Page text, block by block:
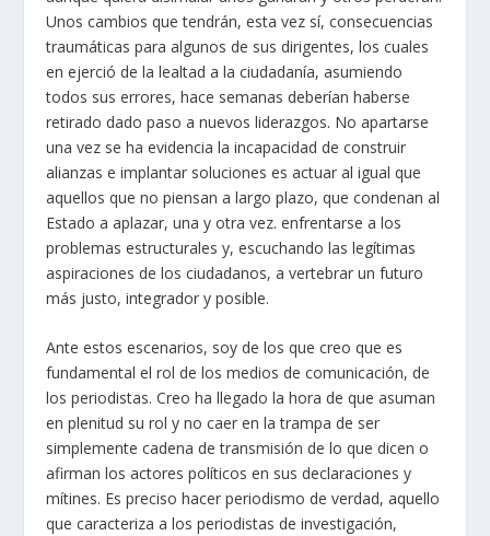
Unos cambios que tendrán, esta vez sí, consecuencias
traumáticas para algunos de sus dirigentes, los cuales
en ejerció de la lealtad a la ciudadanía, asumiendo
todos sus errores, hace semanas deberían haberse
retirado dado paso a nuevos liderazgos. No apartarse
una vez se ha evidencia la incapacidad de construir
alianzas e implantar soluciones es actuar al igual que
aquellos que no piensan a largo plazo, que condenan al
Estado a aplazar, una y otra vez. enfrentarse a los
problemas estructurales y, escuchando las legítimas
aspiraciones de los ciudadanos, a vertebrar un futuro
más justo, integrador y posible.
Ante estos escenarios, soy de los que creo que es
fundamental el rol de los medios de comunicación, de
los periodistas. Creo ha llegado la hora de que asuman
en plenitud su rol y no caer en la trampa de ser
simplemente cadena de transmisión de lo que dicen o
afirman los actores políticos en sus declaraciones y
mítines. Es preciso hacer periodismo de verdad, aquello
que caracteriza a los periodistas de investigación,